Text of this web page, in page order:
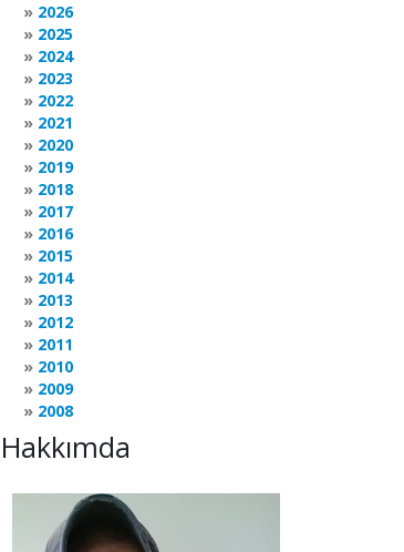
2026
2025
2024
2023
2022
2021
2020
2019
2018
2017
2016
2015
2014
2013
2012
2011
2010
2009
2008
Hakkımda